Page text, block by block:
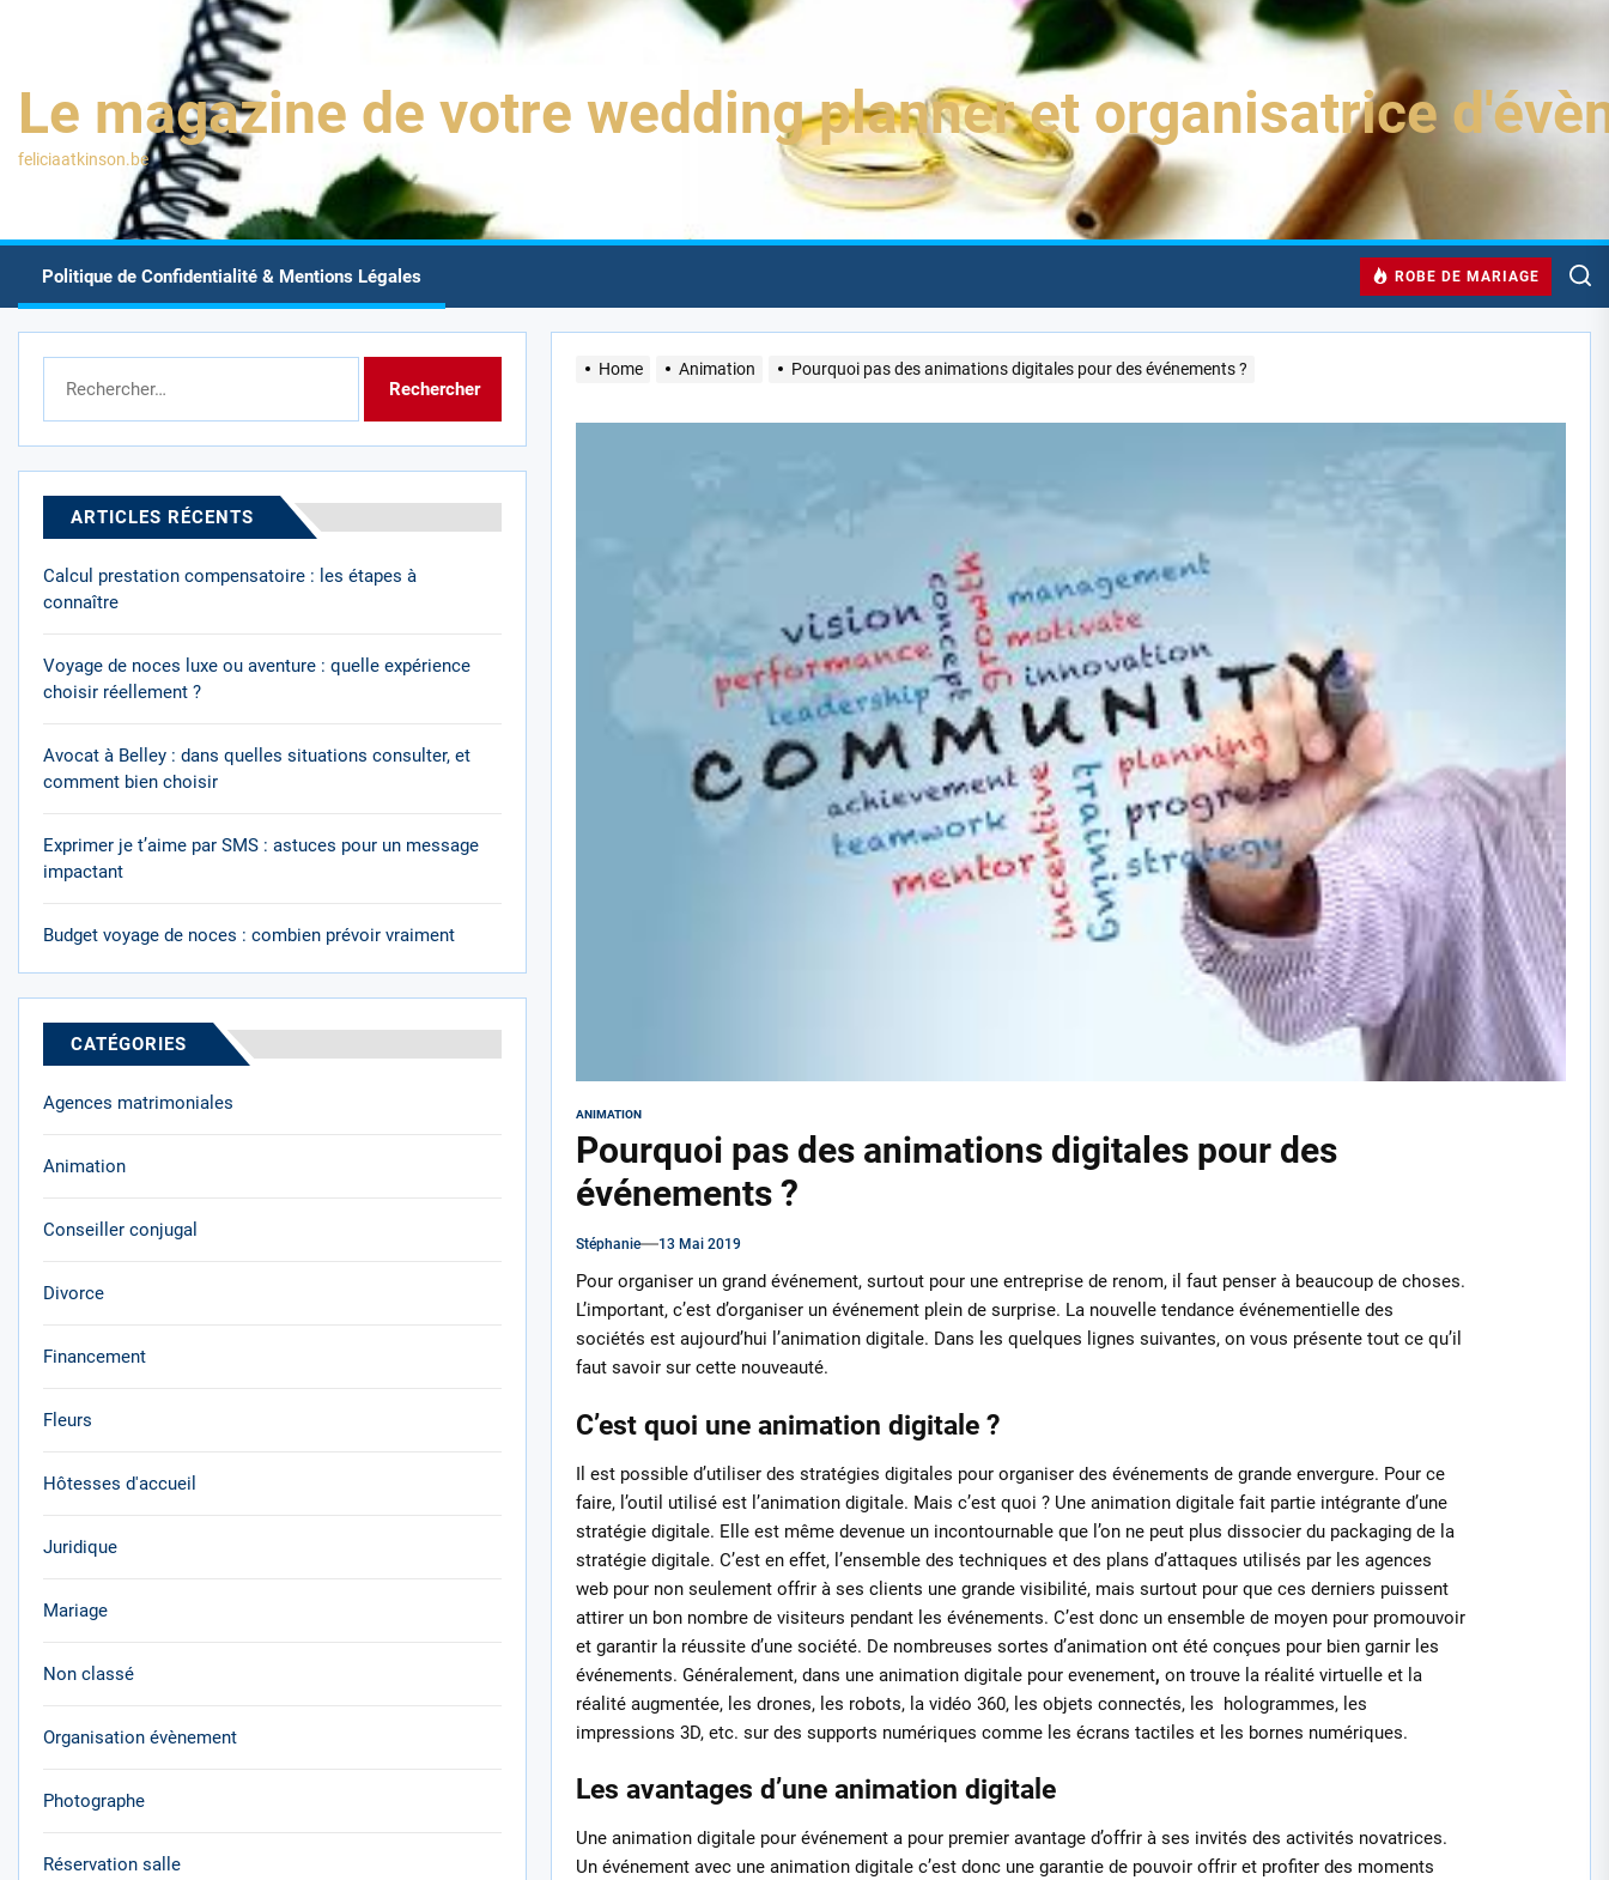
content
Le magazine de votre wedding planner et organisatrice
feliciaatkinson.be
Politique de Confidentialité & Mentions Légales ROBE DE MARIAGE
Home Animation Pourquoi pas des animations digitales pour des événements ?
ANIMATION
Pourquoi pas des animations digitales pour des
événements ?
Stéphanie 13 Mai 2019
Pour organiser un grand événement, surtout pour une entreprise de renom, il faut penser à beaucoup de choses.
L’important, c’est d’organiser un événement plein de surprise. La nouvelle tendance événementielle des
sociétés est aujourd’hui l’animation digitale. Dans les quelques lignes suivantes, on vous présente tout ce qu’il
faut savoir sur cette nouveauté.
C’est quoi une animation digitale ?
Il est possible d’utiliser des stratégies digitales pour organiser des événements de grande envergure. Pour ce
faire, l’outil utilisé est l’animation digitale. Mais c’est quoi ? Une animation digitale fait partie intégrante d’une
stratégie digitale. Elle est même devenue un incontournable que l’on ne peut plus dissocier du packaging de la
stratégie digitale. C’est en effet, l’ensemble des techniques et des plans d’attaques utilisés par les agences
web pour non seulement offrir à ses clients une grande visibilité, mais surtout pour que ces derniers puissent
attirer un bon nombre de visiteurs pendant les événements. C’est donc un ensemble de moyen pour promouvoir
et garantir la réussite d’une société. De nombreuses sortes d’animation ont été conçues pour bien garnir les
événements. Généralement, dans une animation digitale pour evenement, on trouve la réalité virtuelle et la
réalité augmentée, les drones, les robots, la vidéo 360, les objets connectés, les hologrammes, les
impressions 3D, etc. sur des supports numériques comme les écrans tactiles et les bornes numériques.
Les avantages d’une animation digitale
Une animation digitale pour événement a pour premier avantage d’offrir à ses invités des activités novatrices.
Un événement avec une animation digitale c’est donc une garantie de pouvoir offrir et profiter des moments
ARTICLES RÉCENTS
Calcul prestation compensatoire : les étapes à
connaître
Voyage de noces luxe ou aventure : quelle expérience
choisir réellement ?
Avocat à Belley : dans quelles situations consulter, et
comment bien choisir
Exprimer je t’aime par SMS : astuces pour un message
impactant
Budget voyage de noces : combien prévoir vraiment
CATÉGORIES
Agences matrimoniales
Animation
Conseiller conjugal
Divorce
Financement
Fleurs
Hôtesses d'accueil
Juridique
Mariage
Non classé
Organisation évènement
Photographe
Réservation salle